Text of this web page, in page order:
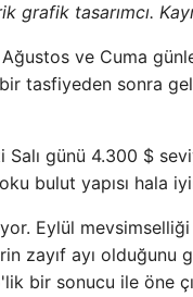
grafik tasarımcı.
ve Cuma
tasfiyeden sonra
günü 4.300 $
bulut yapısı hala
Eylül
zayıf ayı
bir sonucu ile öne